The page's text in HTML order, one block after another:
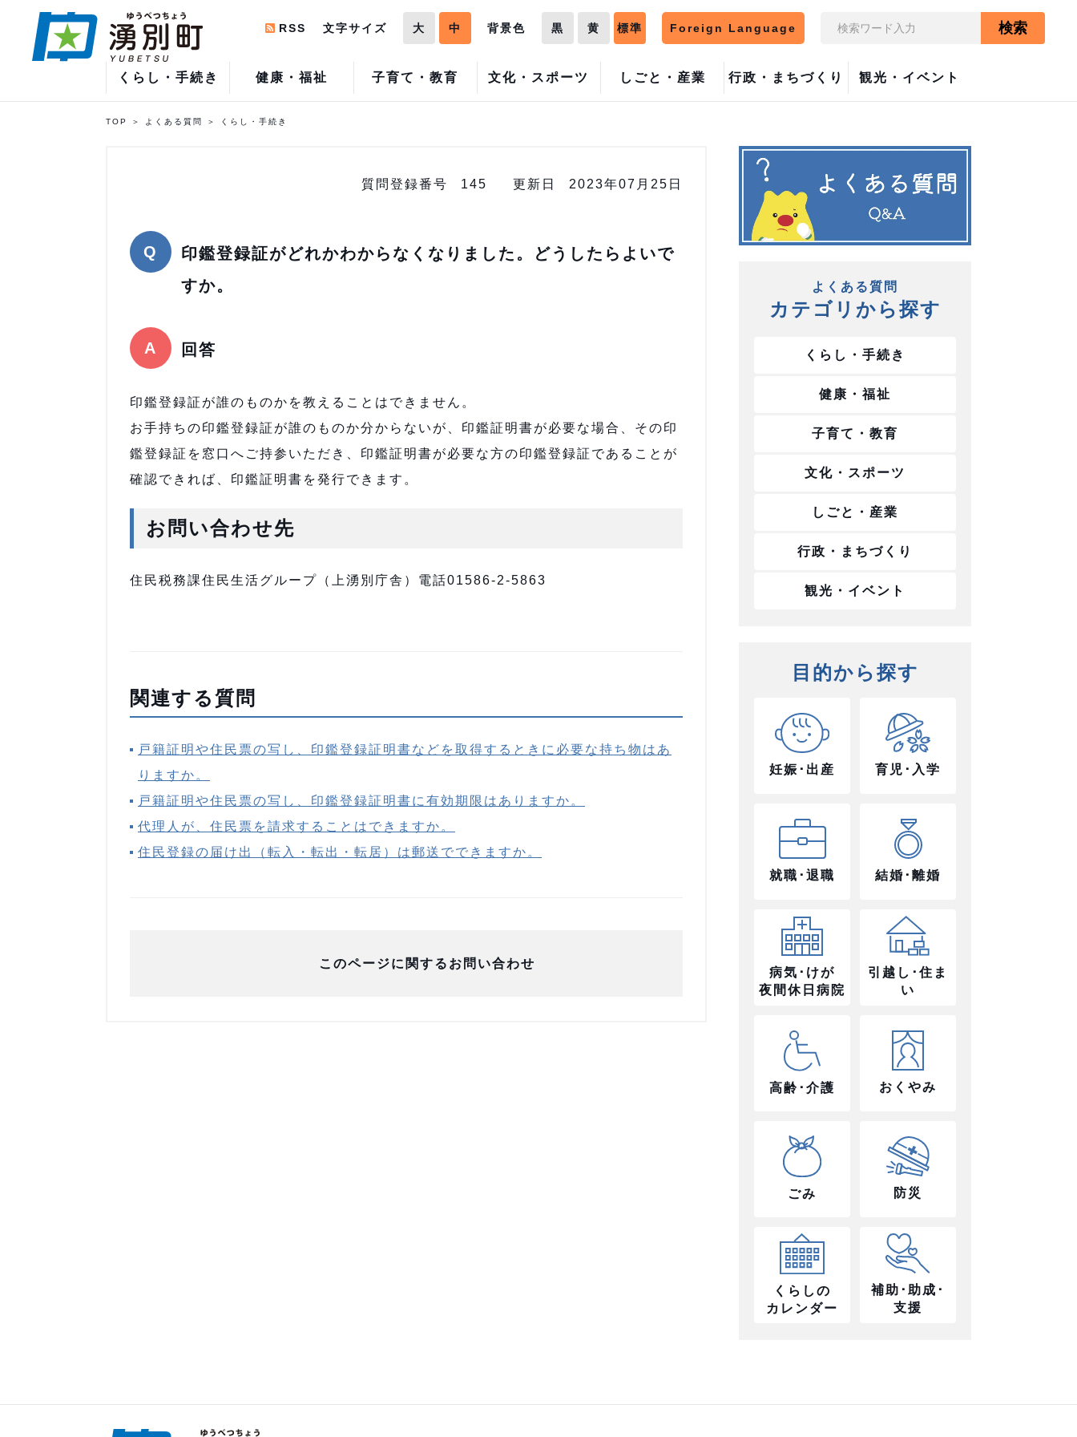
くらし・手続き 健康・福祉 子育て・教育 文化・スポーツ しごと・産業 行政・まちづくり 観光・イベント
RSS 文字サイズ 大 中 背景色 黒 黄 標準 Foreign Language 検索
TOP よくある質問 くらし・手続き
質問登録番号 145 更新日 2023年07月25日
印鑑登録証がどれかわからなくなりました。どうしたらよいで
すか。
回答
印鑑登録証が誰のものかを教えることはできません。
お手持ちの印鑑登録証が誰のものか分からないが、印鑑証明書が必要な場合、その印
鑑登録証を窓口へご持参いただき、印鑑証明書が必要な方の印鑑登録証であることが
確認できれば、印鑑証明書を発行できます。
お問い合わせ先
住民税務課住民生活グループ（上湧別庁舎）電話01586-2-5863
関連する質問
戸籍証明や住民票の写し、印鑑登録証明書などを取得するときに必要な持ち物はあ
りますか。
戸籍証明や住民票の写し、印鑑登録証明書に有効期限はありますか。
代理人が、住民票を請求することはできますか。
住民登録の届け出（転入・転出・転居）は郵送でできますか。
このページに関するお問い合わせ
よくある質問
カテゴリから探す
くらし・手続き
健康・福祉
子育て・教育
文化・スポーツ
しごと・産業
行政・まちづくり
観光・イベント
目的から探す
妊娠･出産 育児･入学
就職･退職 結婚･離婚
病気･けが
夜間休日病院
引越し･住ま
い
高齢･介護 おくやみ
ごみ 防災
くらしの
カレンダー
補助･助成･
支援